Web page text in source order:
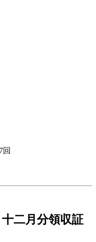
回
二月分領収証